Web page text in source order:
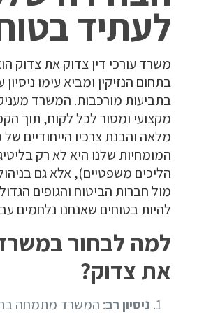
לעתיד
משרד עורכי דין צדוק את צדוק
בתחום הנזיקין ומביא עימו
בתביעות מורכבות. המשרד
מקצועי ומסור לכל לקוח, תוך
מלאה והבנת צרכיו הייחודיים
המומחיות שלנו היא לא רק
הליכים משפטיים), אלא גם
מול חברות הביטוח והגופים
להיות בטוחים שאנחנו נלחמים
למה לבחור
את צדוק?
ניסיון רב: המשרד מתמחה